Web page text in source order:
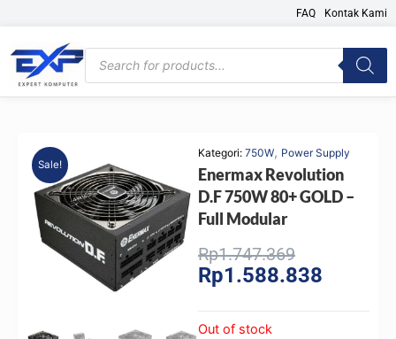
content
FAQ Kontak Kami
Products
search
Sale!
Kategori: 750W, Power Supply
Enermax Revolution
D.F 750W 80+ GOLD –
Full Modular
Rp1.747.369Original
price
Rp1.588.838
Out of stock